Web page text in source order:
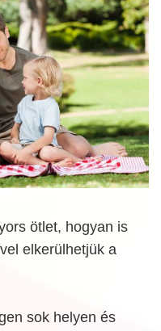
ötlet, hogyan is
elkerülhetjük a
sok helyen és